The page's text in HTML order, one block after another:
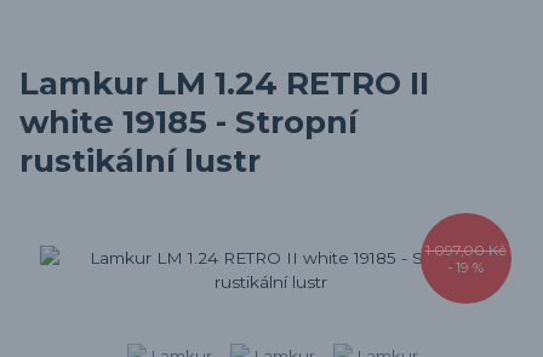
Lamkur LM 1.24 RETRO II
white 19185 - Stropní
rustikální lustr
1 097,00 Kč
- 19 %